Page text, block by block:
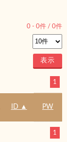
0 - 0件 / 0件
1
ID ▲ PW
1